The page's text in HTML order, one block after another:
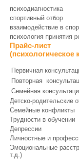
психодиагностика
спортивный отбор
взаимодействие в
психология принятия
Прайс-лист
(психологическое
Первичная
Повторная
Семейная
Детско-родительские
Семейные конфликты
Трудности в обучении
Депрессии
Личностные и
Эмоциональные
т.д.)